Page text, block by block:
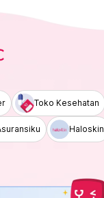
Toko Kesehatan
Haloskin